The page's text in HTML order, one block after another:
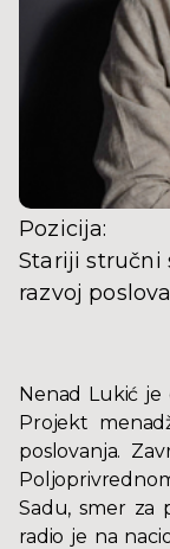
Pozicija:
Stariji stručni
razvoj
Nenad Lukić je
Projekt
poslovanja.
Sadu, smer za
radio je na